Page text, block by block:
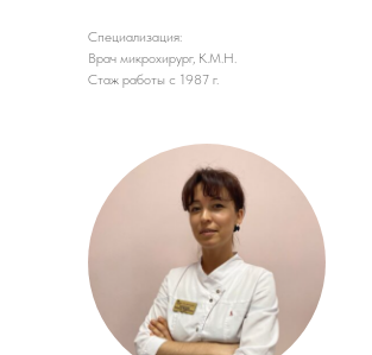
Специализация:
Врач микрохирург, К.М.Н.
Стаж работы с 1987 г.